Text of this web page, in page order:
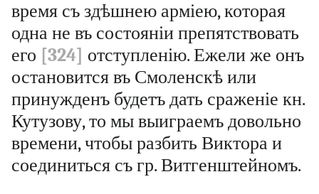
время съ здѣшнею арміею, которая
одна не въ состояніи препятствовать
его [324] отступленію. Ежели же онъ
остановится въ Смоленскѣ или
принужденъ будетъ дать сраженіе кн.
Кутузову, то мы выиграемъ довольно
времени, чтобы разбить Виктора и
соединиться съ гр. Витгенштейномъ.